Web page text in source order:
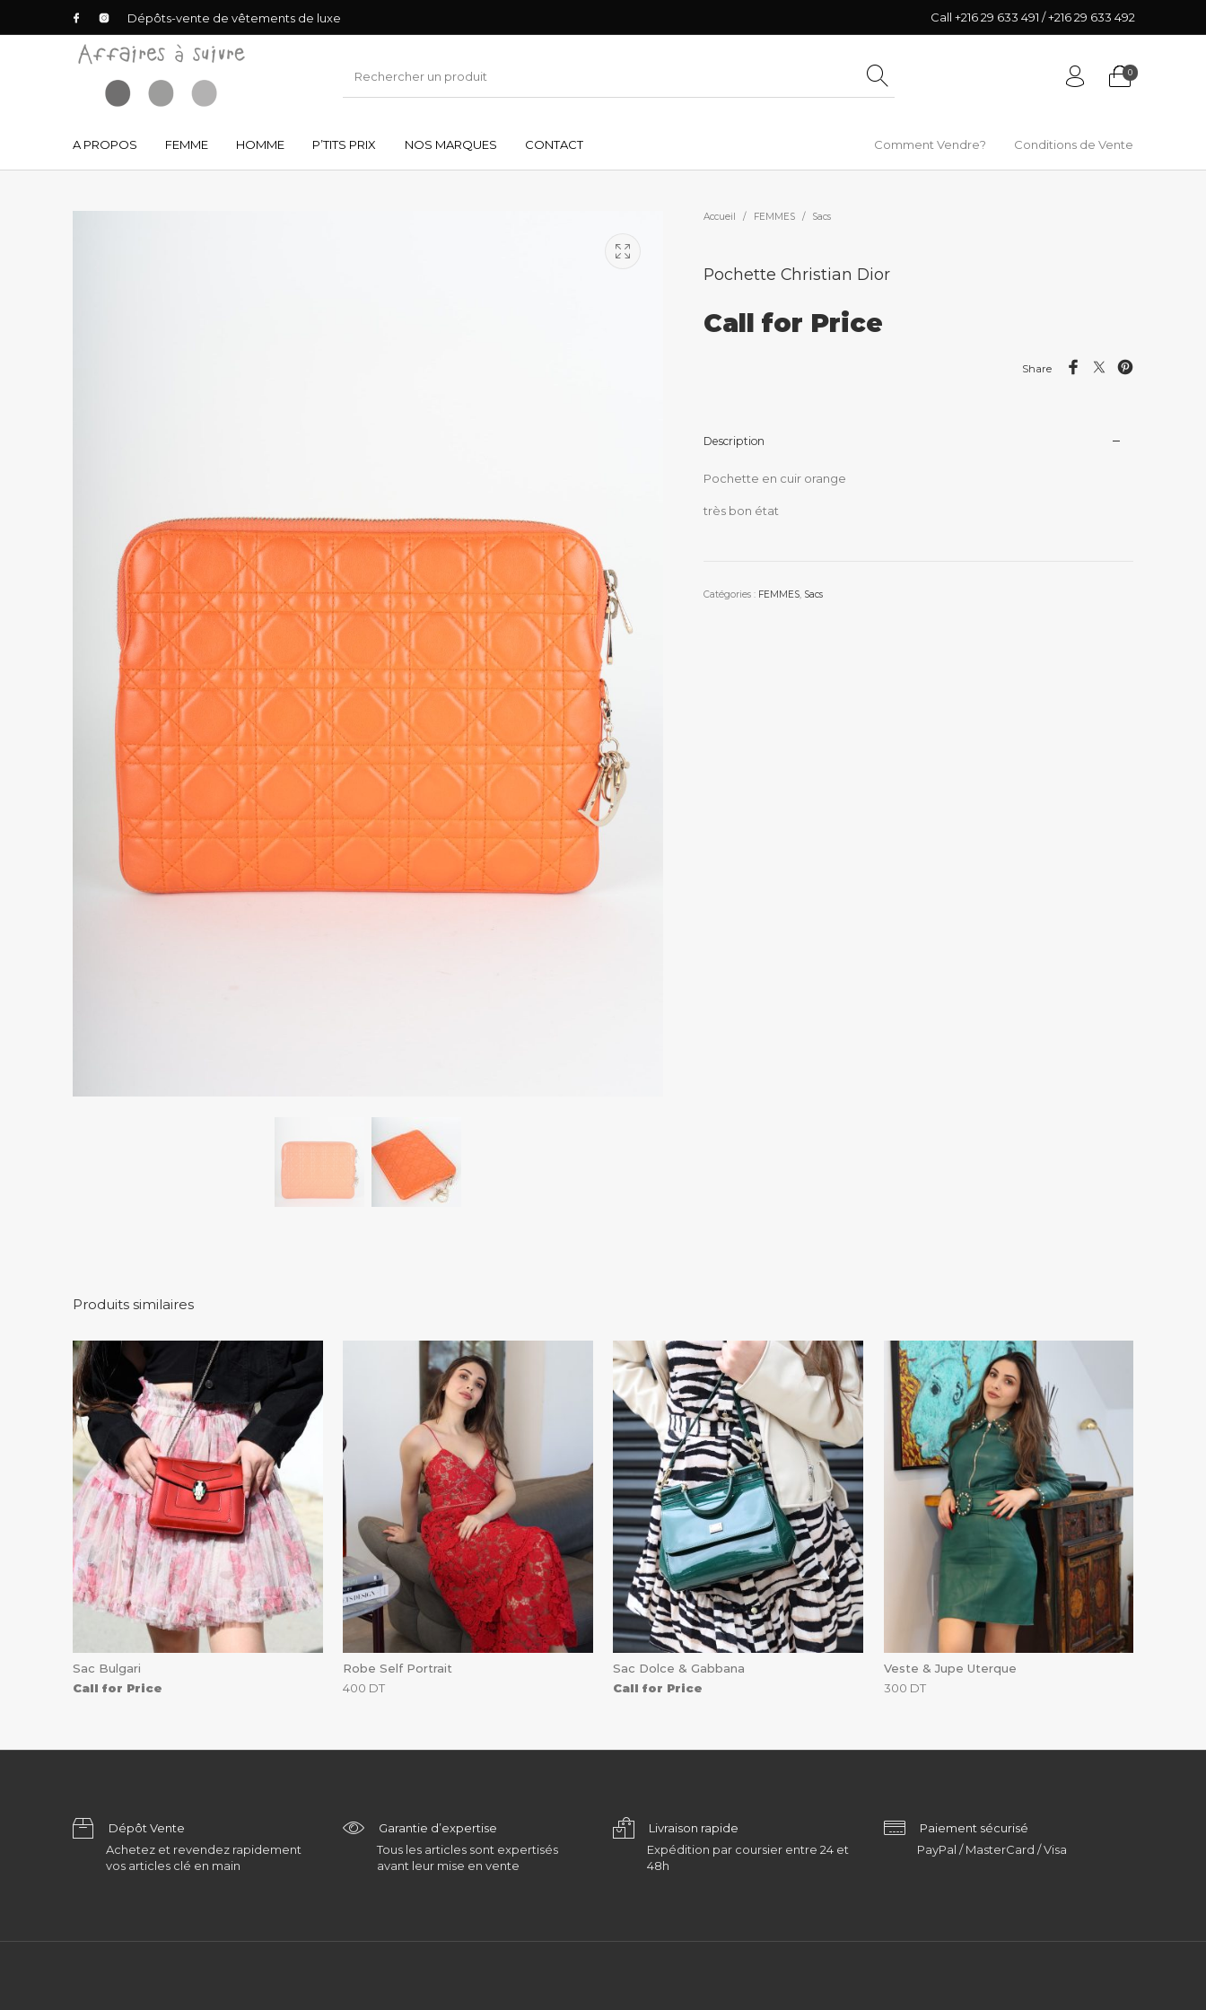
Dépôts-vente de vêtements de luxe Call +216 29 633 491 / +216 29 633 492
0
A PROPOS FEMME HOMME P’TITS PRIX NOS MARQUES CONTACT Comment Vendre? Conditions de Vente
Accueil / FEMMES / Sacs
Pochette Christian Dior
Call for Price
Share
Description
Pochette en cuir orange
très bon état
Catégories : FEMMES, Sacs
Produits similaires
Sac Bulgari
Call for Price
Robe Self Portrait
400 DT
Sac Dolce & Gabbana
Call for Price
Veste & Jupe Uterque
300 DT
Dépôt Vente
Achetez et revendez rapidement
vos articles clé en main
Garantie d’expertise
Tous les articles sont expertisés
avant leur mise en vente
Livraison rapide
Expédition par coursier entre 24 et
48h
Paiement sécurisé
PayPal / MasterCard / Visa